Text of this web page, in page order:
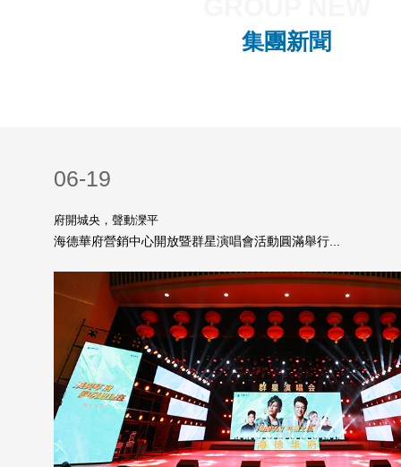
集團新聞
06-19
府開城央，聲動灤平
海德華府營銷中心開放暨群星演唱會活動圓滿舉行...